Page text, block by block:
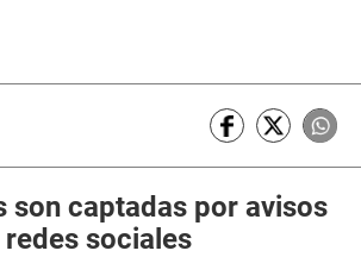
son captadas por avisos
sociales